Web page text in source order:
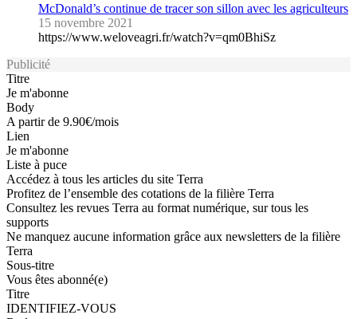
McDonald’s continue de tracer son sillon avec les agriculteurs
15 novembre 2021
https://www.weloveagri.fr/watch?v=qm0BhiSz
Publicité
Titre
Je m'abonne
Body
A partir de 9.90€/mois
Lien
Je m'abonne
Liste à puce
Accédez à tous les articles du site Terra
Profitez de l’ensemble des cotations de la filière Terra
Consultez les revues Terra au format numérique, sur tous les
supports
Ne manquez aucune information grâce aux newsletters de la filière
Terra
Sous-titre
Vous êtes abonné(e)
Titre
IDENTIFIEZ-VOUS